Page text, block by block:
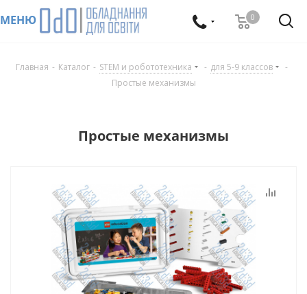
МЕНЮ 0
Главная - Каталог - STEM и робототехника - для 5-9 классов
-
Простые механизмы
Простые механизмы